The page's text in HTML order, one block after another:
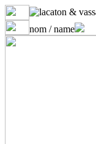
nom / name